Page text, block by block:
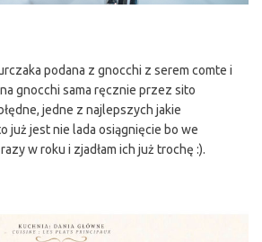
podana z gnocchi z serem comte i
gnocchi sama ręcznie przez sito
jedne z najlepszych jakie
już jest nie lada osiągnięcie bo we
w roku i zjadłam ich już trochę :).